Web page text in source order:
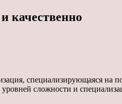
качественно
специализирующаяся
сложности и